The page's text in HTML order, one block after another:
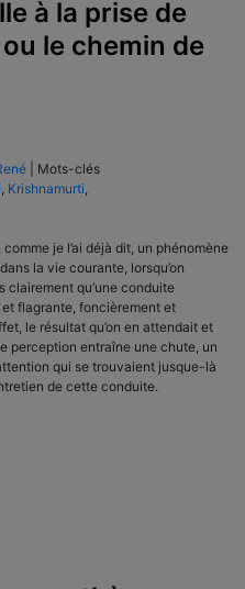
à la prise de
le chemin de
Mots-clés
, Krishnamurti,
je l’ai déjà dit, un phénomène
la vie courante, lorsqu’on
qu’une conduite
flagrante, foncièrement et
le résultat qu’on en attendait et
perception entraîne une chute, un
qui se trouvaient jusque-là
de cette conduite.